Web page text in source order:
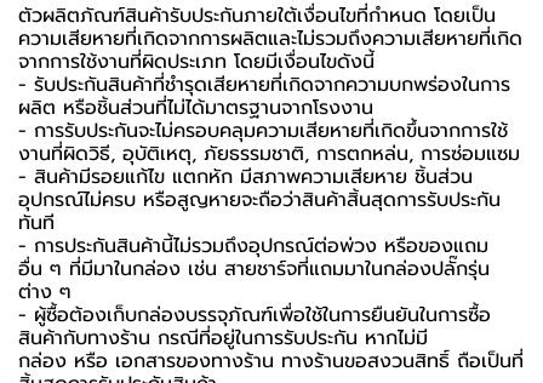
ตัวผลิตภัณฑ์สินค้ารับประกันภายใต้เงื่อนไขที่กำหนด โดยเป็น
ความเสียหายที่เกิดจากการผลิตและไม่รวมถึงความเสียหายที่เกิด
จากการใช้งานที่ผิดประเภท โดยมีเงื่อนไขดังนี้
- รับประกันสินค้าที่ชำรุดเสียหายที่เกิดจากความบกพร่องในการ
ผลิต หรือชิ้นส่วนที่ไม่ได้มาตรฐานจากโรงงาน
- การรับประกันจะไม่ครอบคลุมความเสียหายที่เกิดขึ้นจากการใช้
งานที่ผิดวิธี, อุบัติเหตุ, ภัยธรรมชาติ, การตกหล่น, การซ่อมแซม
- สินค้ามีรอยแก้ไข แตกหัก มีสภาพความเสียหาย ชิ้นส่วน
อุปกรณ์ไม่ครบ หรือสูญหายจะถือว่าสินค้าสิ้นสุดการรับประกัน
ทันที
- การประกันสินค้านี้ไม่รวมถึงอุปกรณ์ต่อพ่วง หรือของแถม
อื่น ๆ ที่มีมาในกล่อง เช่น สายชาร์จที่แถมมาในกล่องปลั๊กรุ่น
ต่าง ๆ
- ผู้ซื้อต้องเก็บกล่องบรรจุภัณฑ์เพื่อใช้ในการยืนยันในการซื้อ
สินค้ากับทางร้าน กรณีที่อยู่ในการรับประกัน หากไม่มี
กล่อง หรือ เอกสารของทางร้าน ทางร้านขอสงวนสิทธิ์ ถือเป็นที่